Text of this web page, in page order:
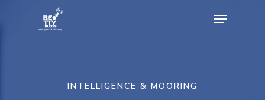
Menu
INTELLIGENCE & MOORING